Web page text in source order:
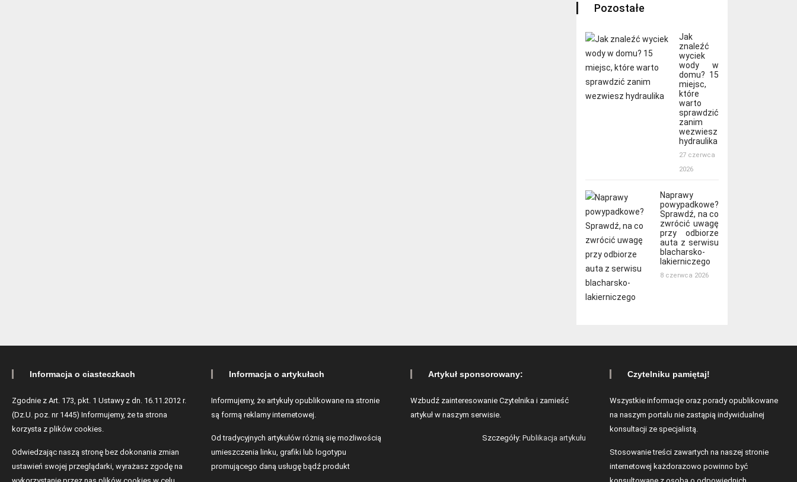
Pozostałe
Jak
znaleźć
wyciek
wody w
domu? 15
miejsc,
które
warto
sprawdzić
zanim
wezwiesz
hydraulika
27 czerwca
2026
Naprawy
powypadkowe?
Sprawdź, na co
zwrócić uwagę
przy odbiorze
auta z serwisu
blacharsko-
lakierniczego
8 czerwca 2026
Informacja o ciasteczkach
Zgodnie z Art. 173, pkt. 1 Ustawy z dn. 16.11.2012 r.
(Dz.U. poz. nr 1445) Informujemy, że ta strona
korzysta z plików cookies.
Odwiedzając naszą stronę bez dokonania zmian
ustawień swojej przeglądarki, wyrażasz zgodę na
Informacja o artykułach
Informujemy, że artykuły opublikowane na stronie
są formą reklamy internetowej.
Od tradycyjnych artykułów różnią się możliwością
umieszczenia linku, grafiki lub logotypu
promującego daną usługę bądź produkt
Artykuł sponsorowany:
Wzbudź zainteresowanie Czytelnika i zamieść
artykuł w naszym serwisie.
Szczegóły: Publikacja artykułu
Czytelniku pamiętaj!
Wszystkie informacje oraz porady opublikowane
na naszym portalu nie zastąpią indywidualnej
konsultacji ze specjalistą.
Stosowanie treści zawartych na naszej stronie
internetowej każdorazowo powinno być